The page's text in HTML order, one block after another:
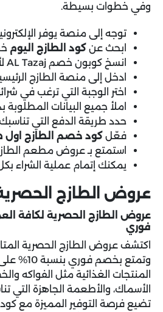
وفي خطوات بسيطة.
توجه إلى منصة يوفر
ابحث عن كود الطازج اليوم
انسخ كوبون خصم AL Tazaj لأول طلب واستخدمه.
ادخل إلى منصة الطازج
اختر الوجبة التي ترغب في
املأ جميع البيانات المطلوبة
حدد طريقة الدفع التي
فعّل كود خصم الطازج
استمتع بـ عروض مطعم
يمكنك إتمام عملية الشراء
عروض الطازج
فوري
اكتشف عروض الطازج الحصرية
وتمتع
المنتجات الغذائية مثل الفواكه
الأسماك، والأطعمة الجاهزة التي
تضيع فرصة التوفير المميزة مع